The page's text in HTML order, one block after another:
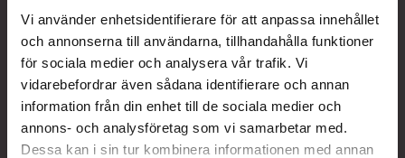
Vi använder enhetsidentifierare för att anpassa innehållet
och annonserna till användarna, tillhandahålla funktioner
för sociala medier och analysera vår trafik. Vi
vidarebefordrar även sådana identifierare och annan
information från din enhet till de sociala medier och
annons- och analysföretag som vi samarbetar med.
Dessa kan i sin tur kombinera informationen med annan
KÖP
Alltid snabb leverans!
Betala säkert med kort, faktura, Swish eller Paypal
Maila oss gärna så svarar vi snabbt på dina frågor.
Kompression
Klass 2